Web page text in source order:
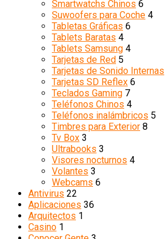
Smartwatchs Chinos 6
Suwoofers para Coche 4
Tabletas Gráficas 6
Tablets Baratas 4
Tablets Samsung 4
Tarjetas de Red 5
Tarjetas de Sonido Internas
Tarjetas SD Reflex 6
Teclados Gaming 7
Teléfonos Chinos 4
Teléfonos inalámbricos 5
Timbres para Exterior 8
Tv Box 3
Ultrabooks 3
Visores nocturnos 4
Volantes 3
Webcams 6
Antivirus 22
Aplicaciones 36
Arquitectos 1
Casino 1